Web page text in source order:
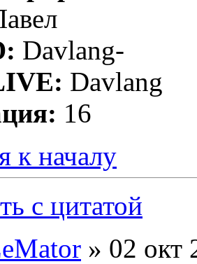
Davlang-
Davlang
16
к началу
с цитатой
» 02 окт